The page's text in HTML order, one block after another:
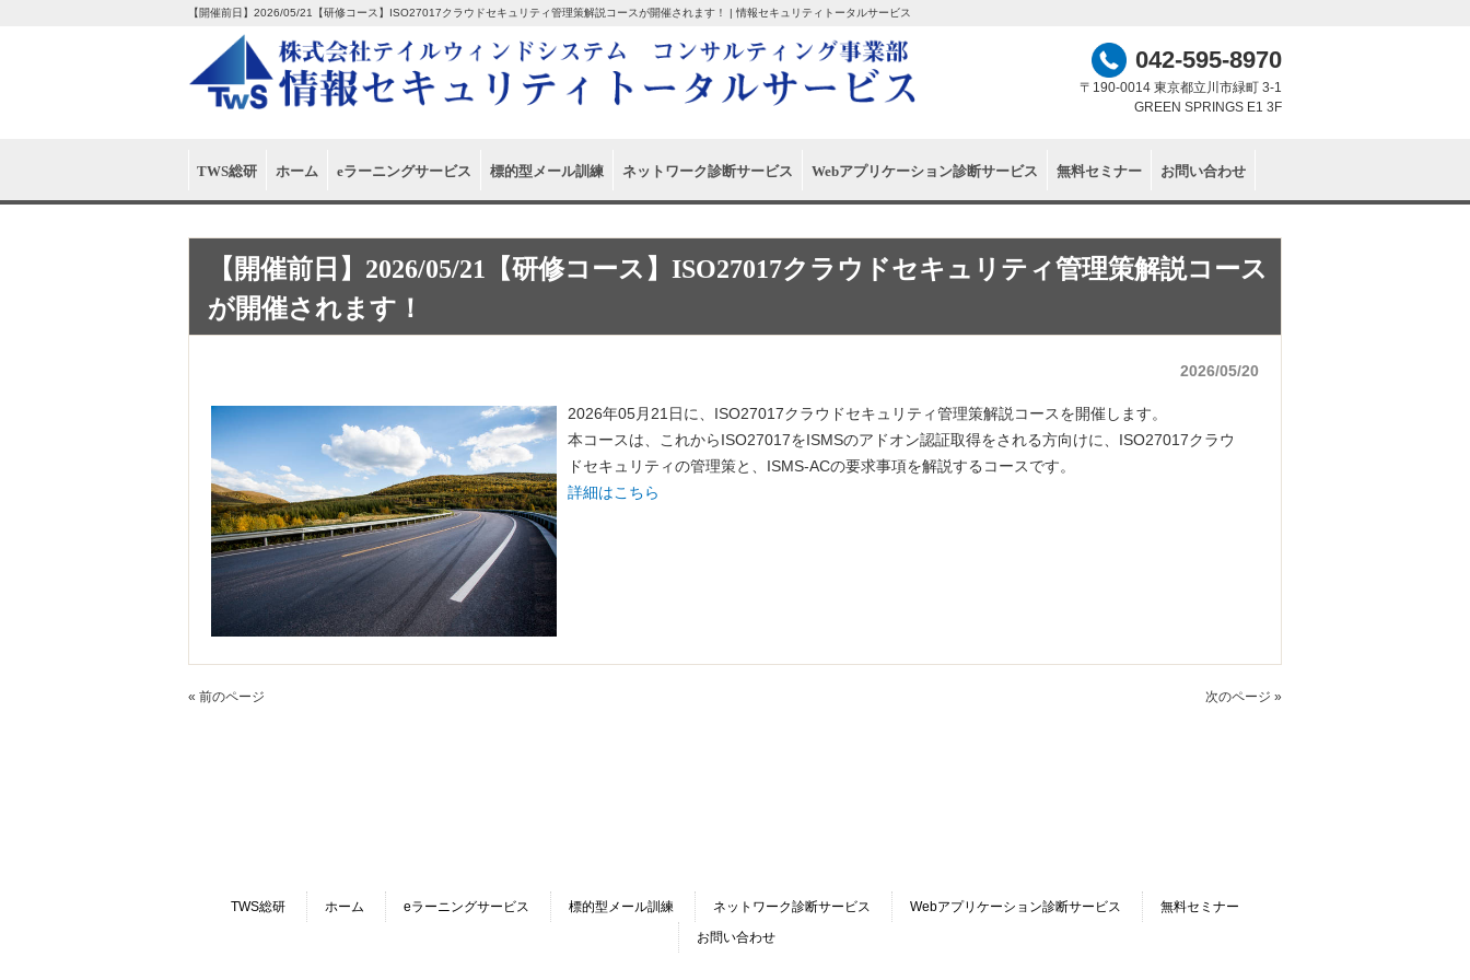
【開催前日】2026/05/21【研修コース】ISO27017クラウドセキュリティ管理策解説コースが開催されます！ | 情報セキュリティトータルサービス
042-595-8970
〒190-0014 東京都立川市緑町 3-1
GREEN SPRINGS E1 3F
TWS総研 ホーム eラーニングサービス 標的型メール訓練 ネットワーク診断サービス Webアプリケーション診断サービス 無料セミナー お問い合わせ
【開催前日】2026/05/21【研修コース】ISO27017クラウドセキュリティ管理策解説コース
が開催されます！
2026/05/20
2026年05月21日に、ISO27017クラウドセキュリティ管理策解説コースを開催します。
本コースは、これからISO27017をISMSのアドオン認証取得をされる方向けに、ISO27017クラウ
ドセキュリティの管理策と、ISMS-ACの要求事項を解説するコースです。
詳細はこちら
« 前のページ 次のページ »
TWS総研 ホーム eラーニングサービス 標的型メール訓練 ネットワーク診断サービス Webアプリケーション診断サービス
無料セミナー
お問い合わせ